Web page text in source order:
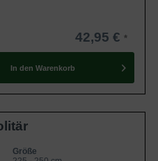
bevorzugt einen
Eine zu extreme
daher stets ausreichend
zu halten und so nicht so
schützt Mulchen auch
42,95 €
In den Warenkorb
Größe